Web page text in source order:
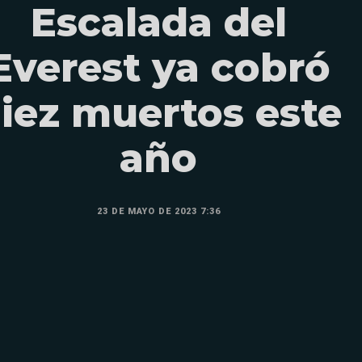
Escalada del
ya cobró
muertos este
año
23 DE MAYO DE 2023 7:36